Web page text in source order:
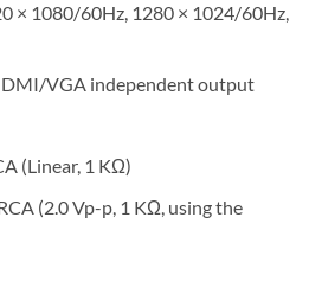
× 1080/60Hz, 1280 × 1024/60Hz,
VGA independent output
(Linear, 1 KΩ)
(2.0 Vp-p, 1 KΩ, using the